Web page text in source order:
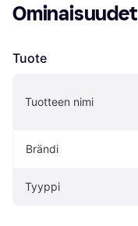
Ominaisuudet
Tuote
Tuotteen nimi
Brändi
Tyyppi